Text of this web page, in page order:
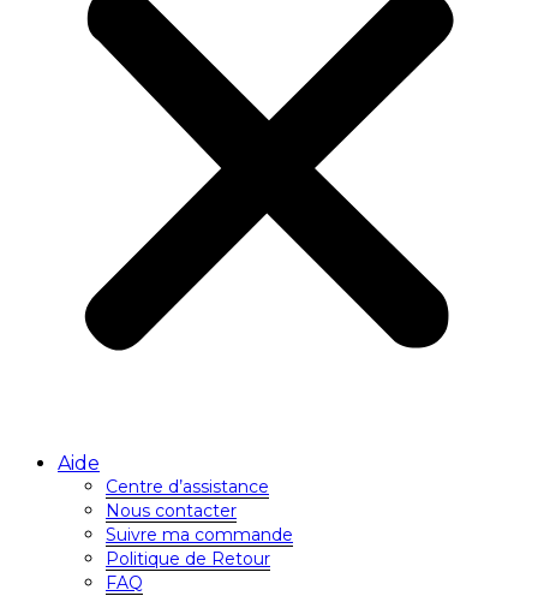
Aide
Centre d’assistance
Nous contacter
Suivre ma commande
Politique de Retour
FAQ